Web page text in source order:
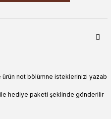
ürün not bölümne isteklerinizi yazab
hediye paketi şeklinde gönderilir